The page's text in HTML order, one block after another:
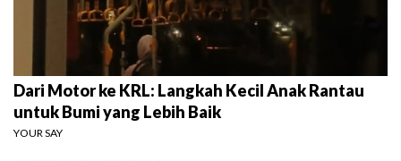
Dari Motor ke KRL: Langkah Kecil Anak Rantau
untuk Bumi yang Lebih Baik
YOUR SAY